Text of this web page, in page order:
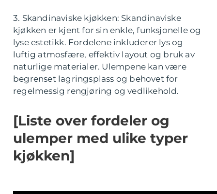
3. Skandinaviske kjøkken: Skandinaviske
kjøkken er kjent for sin enkle, funksjonelle og
lyse estetikk. Fordelene inkluderer lys og
luftig atmosfære, effektiv layout og bruk av
naturlige materialer. Ulempene kan være
begrenset lagringsplass og behovet for
regelmessig rengjøring og vedlikehold.
[Liste over fordeler og
ulemper med ulike typer
kjøkken]